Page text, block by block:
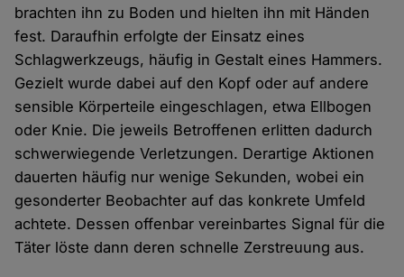
brachten ihn zu Boden und hielten ihn mit Händen
fest. Daraufhin erfolgte der Einsatz eines
Schlagwerkzeugs, häufig in Gestalt eines Hammers.
Gezielt wurde dabei auf den Kopf oder auf andere
sensible Körperteile eingeschlagen, etwa Ellbogen
oder Knie. Die jeweils Betroffenen erlitten dadurch
schwerwiegende Verletzungen. Derartige Aktionen
dauerten häufig nur wenige Sekunden, wobei ein
gesonderter Beobachter auf das konkrete Umfeld
achtete. Dessen offenbar vereinbartes Signal für die
Täter löste dann deren schnelle Zerstreuung aus.